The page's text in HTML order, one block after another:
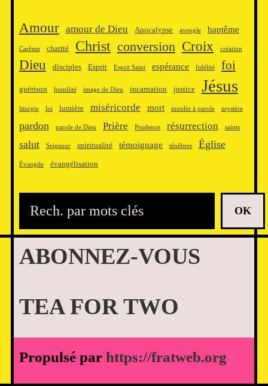
Amour amour de Dieu Apocalypse aveugle baptême
Carême charité Christ conversion Croix création
Dieu disciples Esprit Esprit Saint espérance fidélité foi
guérison humilité image de Dieu incarnation justice Jésus
liturgie loi lumière miséricorde mort moulin à parole mystère
pardon parole de Dieu Prière Prudence résurrection saints
salut Seigneur spiritualité témoignage ténèbres Église
Évangile évangélisation
c
h
c
e
OK
ABONNEZ-VOUS
TEA FOR TWO
Propulsé par https://fratweb.org